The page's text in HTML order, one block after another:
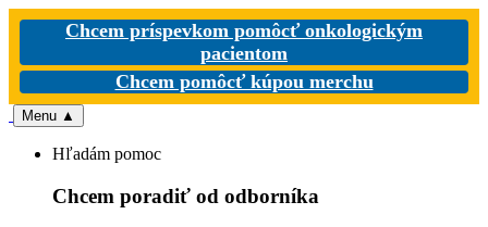
Chcem príspevkom pomôcť onkologickým
pacientom
Chcem pomôcť kúpou merchu
Menu ▲
Hľadám pomoc
Chcem poradiť od odborníka